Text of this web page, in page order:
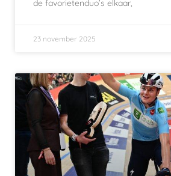
de favorietenduo’s elkaar,
23 november 2025